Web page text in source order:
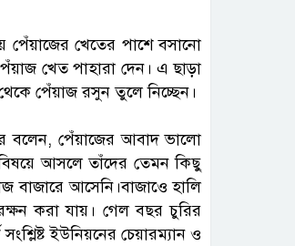
পেঁয়াজের খেতের পাশে বসানো
খেত পাহারা দেন। এ ছাড়া
পেঁয়াজ রসুন তুলে নিচ্ছেন।
বলেন, পেঁয়াজের আবাদ ভালো
আসলে তাঁদের তেমন কিছু
বাজারে আসেনি।বাজাওে হালি
করা যায়। গেল বছর চুরির
ইউনিয়নের চেয়ারম্যান ও